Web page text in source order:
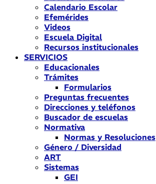
Calendario Escolar
Efemérides
Videos
Escuela Digital
Recursos institucionales
SERVICIOS
Educacionales
Trámites
Formularios
Preguntas frecuentes
Direcciones y teléfonos
Buscador de escuelas
Normativa
Normas y Resoluciones
Género / Diversidad
ART
Sistemas
GEI